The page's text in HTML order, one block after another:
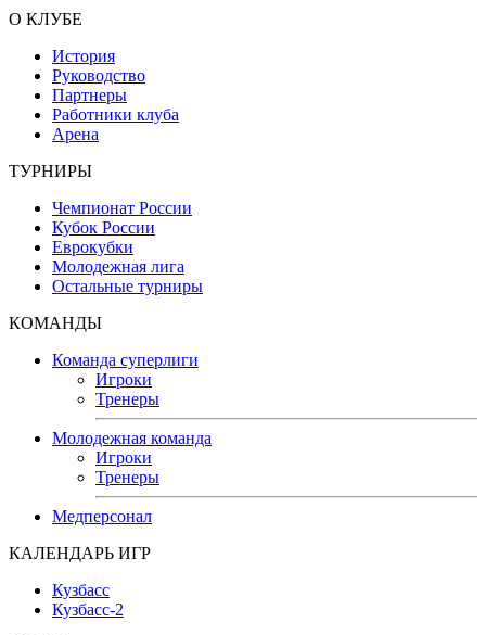
О КЛУБЕ
История
Руководство
Партнеры
Работники клуба
Арена
ТУРНИРЫ
Чемпионат России
Кубок России
Еврокубки
Молодежная лига
Остальные турниры
КОМАНДЫ
Команда суперлиги
Игроки
Тренеры
Молодежная команда
Игроки
Тренеры
Медперсонал
КАЛЕНДАРЬ ИГР
Кузбасс
Кузбасс-2